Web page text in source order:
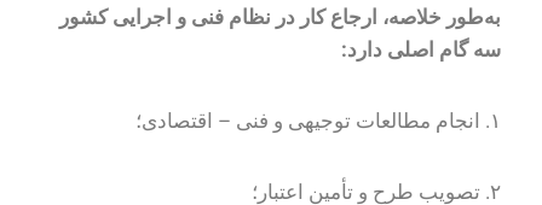
به‌طور خلاصه، ارجاع کار در نظام فنی و اجرایی کشور
سه گام اصلی دارد:
۱. انجام مطالعات توجیهی و فنی – اقتصادی؛
۲. تصویب طرح و تأمین اعتبار؛